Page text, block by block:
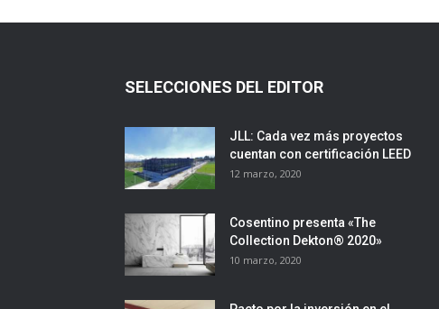
SELECCIONES DEL EDITOR
JLL: Cada vez más proyectos
cuentan con certificación LEED
12 marzo, 2020
Cosentino presenta «The
Collection Dekton® 2020»
10 marzo, 2020